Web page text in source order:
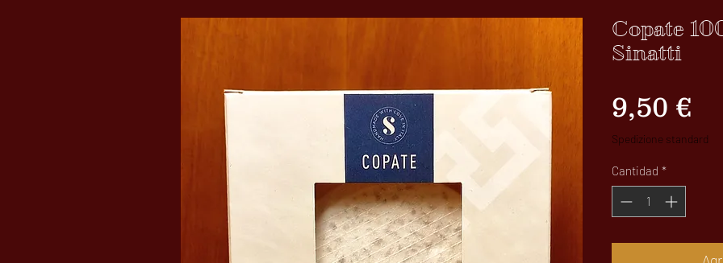
Copate
Sinatti
9,50 €
Spedizione standard
Cantidad *